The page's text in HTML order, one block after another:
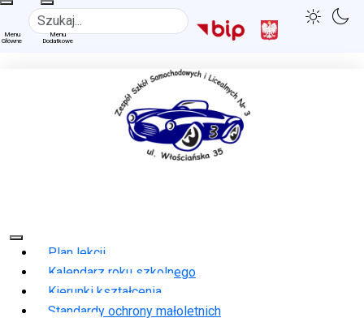
Szukaj
Plan lekcji
Kalendarz roku szkolnego
Kierunki kształcenia
Standardy ochrony małoletnich